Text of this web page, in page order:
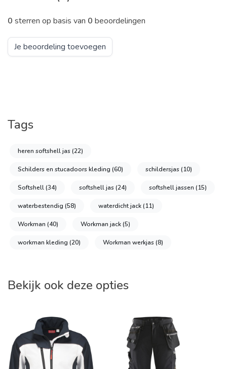
0 sterren op basis van 0 beoordelingen
Je beoordeling toevoegen
Tags
heren softshell jas(22)
Schilders en stucadoors kleding (60) schildersjas(10)
Softshell(34) softshell jas(24) softshell jassen (15)
waterbestendig (58) waterdicht jack(11)
Workman (40) Workman jack(5)
workman kleding (20) Workman werkjas(8)
Bekijk ook deze opties